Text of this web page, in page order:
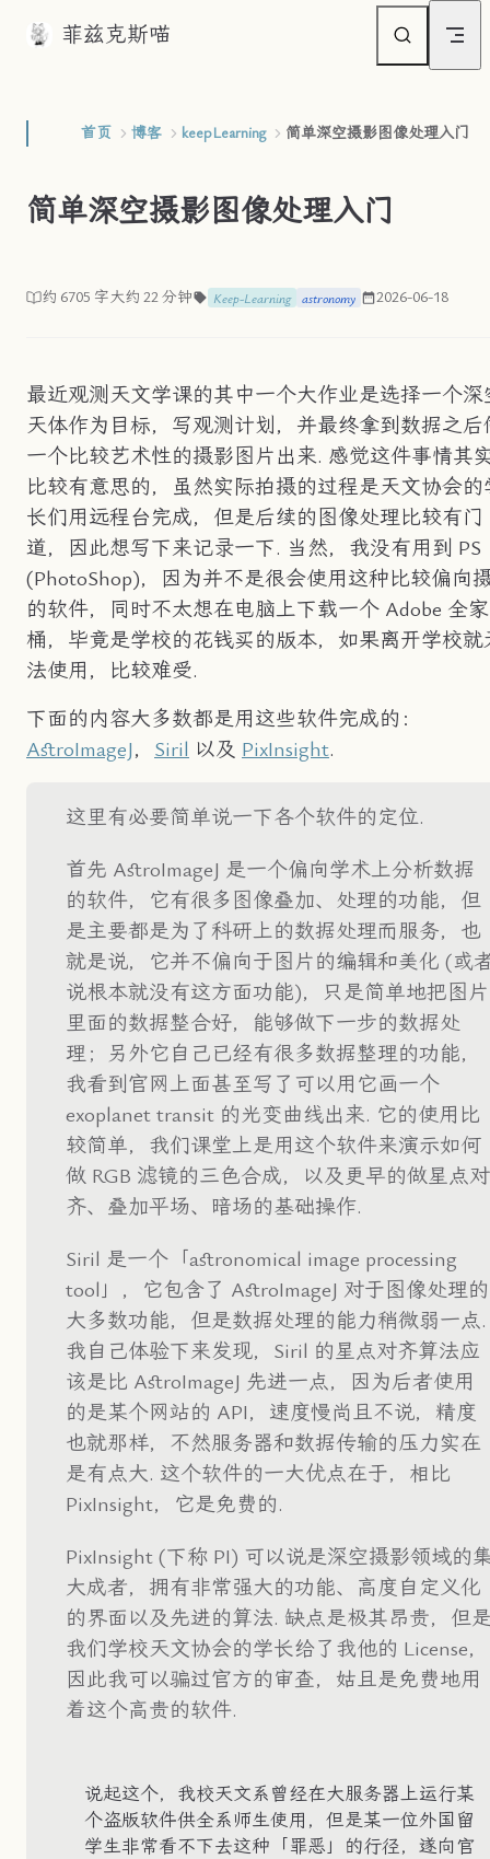
Skip to content
菲兹克斯喵
首页 博客 keepLearning 简单深空摄影图像处理入门
简单深空摄影图像处理入门
约 6705 字大约 22 分钟 Keep-Learning astronomy 2026-06-18
最近观测天文学课的其中一个大作业是选择一个深
天体作为目标，写观测计划，并最终拿到数据之后
一个比较艺术性的摄影图片出来. 感觉这件事情其
比较有意思的，虽然实际拍摄的过程是天文协会的
长们用远程台完成，但是后续的图像处理比较有门
道，因此想写下来记录一下. 当然，我没有用到 PS
(PhotoShop)，因为并不是很会使用这种比较偏向
的软件，同时不太想在电脑上下载一个 Adobe 全家
桶，毕竟是学校的花钱买的版本，如果离开学校就
法使用，比较难受.
下面的内容大多数都是用这些软件完成的：
AstroImageJ， Siril 以及 PixInsight.
这里有必要简单说一下各个软件的定位.
首先 AstroImageJ 是一个偏向学术上分析数据
的软件，它有很多图像叠加、处理的功能，但
是主要都是为了科研上的数据处理而服务，也
就是说，它并不偏向于图片的编辑和美化 (或
说根本就没有这方面功能)，只是简单地把图片
里面的数据整合好，能够做下一步的数据处
理；另外它自己已经有很多数据整理的功能，
我看到官网上面甚至写了可以用它画一个
exoplanet transit 的光变曲线出来. 它的使用比
较简单，我们课堂上是用这个软件来演示如何
做 RGB 滤镜的三色合成，以及更早的做星点对
齐、叠加平场、暗场的基础操作.
Siril 是一个「astronomical image processing
tool」，它包含了 AstroImageJ 对于图像处理的
大多数功能，但是数据处理的能力稍微弱一点.
我自己体验下来发现，Siril 的星点对齐算法应
该是比 AstroImageJ 先进一点，因为后者使用
的是某个网站的 API，速度慢尚且不说，精度
也就那样，不然服务器和数据传输的压力实在
是有点大. 这个软件的一大优点在于，相比
PixInsight，它是免费的.
PixInsight (下称 PI) 可以说是深空摄影领域的
大成者，拥有非常强大的功能、高度自定义化
的界面以及先进的算法. 缺点是极其昂贵，但
我们学校天文协会的学长给了我他的 License，
因此我可以骗过官方的审查，姑且是免费地用
着这个高贵的软件.
说起这个，我校天文系曾经在大服务器上运行某
个盗版软件供全系师生使用，但是某一位外国留
学生非常看不下去这种「罪恶」的行径，遂向官